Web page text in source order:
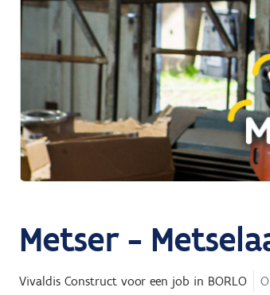
Metser -
Vivaldis Construct voor een job in BORLO